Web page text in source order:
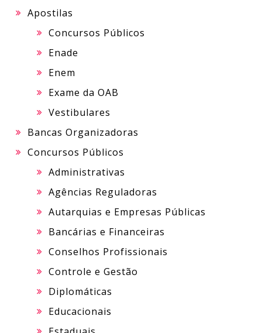
Apostilas
Concursos Públicos
Enade
Enem
Exame da OAB
Vestibulares
Bancas Organizadoras
Concursos Públicos
Administrativas
Agências Reguladoras
Autarquias e Empresas Públicas
Bancárias e Financeiras
Conselhos Profissionais
Controle e Gestão
Diplomáticas
Educacionais